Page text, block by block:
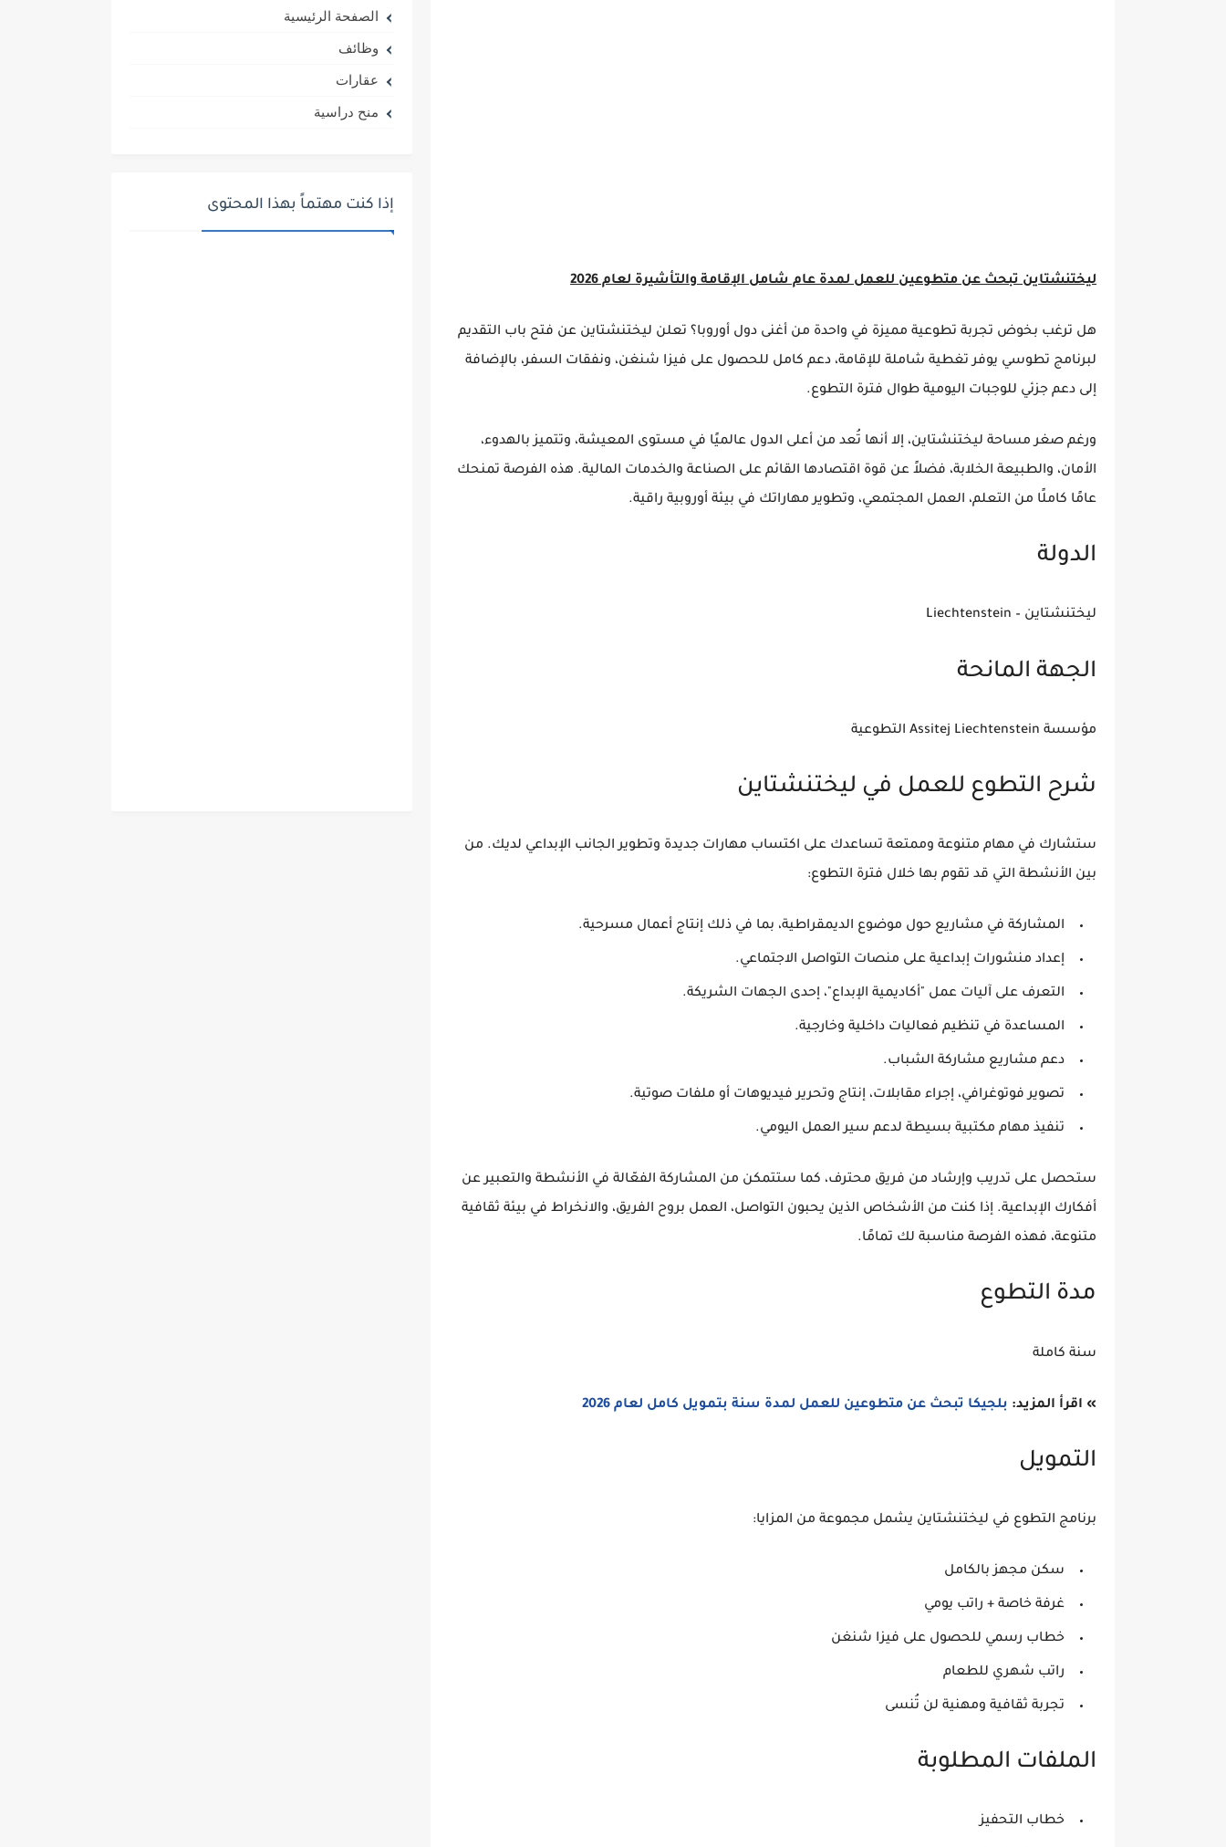
ليختنشتاين تبحث عن متطوعين للعمل لمدة عام شامل الإقامة والتأشيرة لعام 2026
هل ترغب بخوض تجربة تطوعية مميزة في واحدة من أغنى دول أوروبا؟ تعلن ليختنشتاين عن فتح باب التقديم
لبرنامج تطوسي يوفر تغطية شاملة للإقامة، دعم كامل للحصول على فيزا شنغن، ونفقات السفر، بالإضافة
إلى دعم جزئي للوجبات اليومية طوال فترة التطوع.
ورغم صغر مساحة ليختنشتاين، إلا أنها تُعد من أعلى الدول عالميًا في مستوى المعيشة، وتتميز بالهدوء،
الأمان، والطبيعة الخلابة، فضلاً عن قوة اقتصادها القائم على الصناعة والخدمات المالية. هذه الفرصة تمنحك
عامًا كاملًا من التعلم، العمل المجتمعي، وتطوير مهاراتك في بيئة أوروبية راقية.
الدولة
ليختنشتاين – Liechtenstein
الجهة المانحة
مؤسسة Assitej Liechtenstein التطوعية
شرح التطوع للعمل في ليختنشتاين
ستشارك في مهام متنوعة وممتعة تساعدك على اكتساب مهارات جديدة وتطوير الجانب الإبداعي لديك. من
بين الأنشطة التي قد تقوم بها خلال فترة التطوع:
المشاركة في مشاريع حول موضوع الديمقراطية، بما في ذلك إنتاج أعمال مسرحية.
إعداد منشورات إبداعية على منصات التواصل الاجتماعي.
التعرف على آليات عمل "أكاديمية الإبداع"، إحدى الجهات الشريكة.
المساعدة في تنظيم فعاليات داخلية وخارجية.
دعم مشاريع مشاركة الشباب.
تصوير فوتوغرافي، إجراء مقابلات، إنتاج وتحرير فيديوهات أو ملفات صوتية.
تنفيذ مهام مكتبية بسيطة لدعم سير العمل اليومي.
ستحصل على تدريب وإرشاد من فريق محترف، كما ستتمكن من المشاركة الفعّالة في الأنشطة والتعبير عن
أفكارك الإبداعية. إذا كنت من الأشخاص الذين يحبون التواصل، العمل بروح الفريق، والانخراط في بيئة ثقافية
متنوعة، فهذه الفرصة مناسبة لك تمامًا.
مدة التطوع
سنة كاملة
» اقرأ المزيد: بلجيكا تبحث عن متطوعين للعمل لمدة سنة بتمويل كامل لعام 2026
التمويل
برنامج التطوع في ليختنشتاين يشمل مجموعة من المزايا:
سكن مجهز بالكامل
غرفة خاصة + راتب يومي
خطاب رسمي للحصول على فيزا شنغن
راتب شهري للطعام
تجربة ثقافية ومهنية لن تُنسى
الملفات المطلوبة
خطاب التحفيز
الصفحة الرئيسية
وظائف
عقارات
منح دراسية
إذا كنت مهتماً بهذا المحتوى